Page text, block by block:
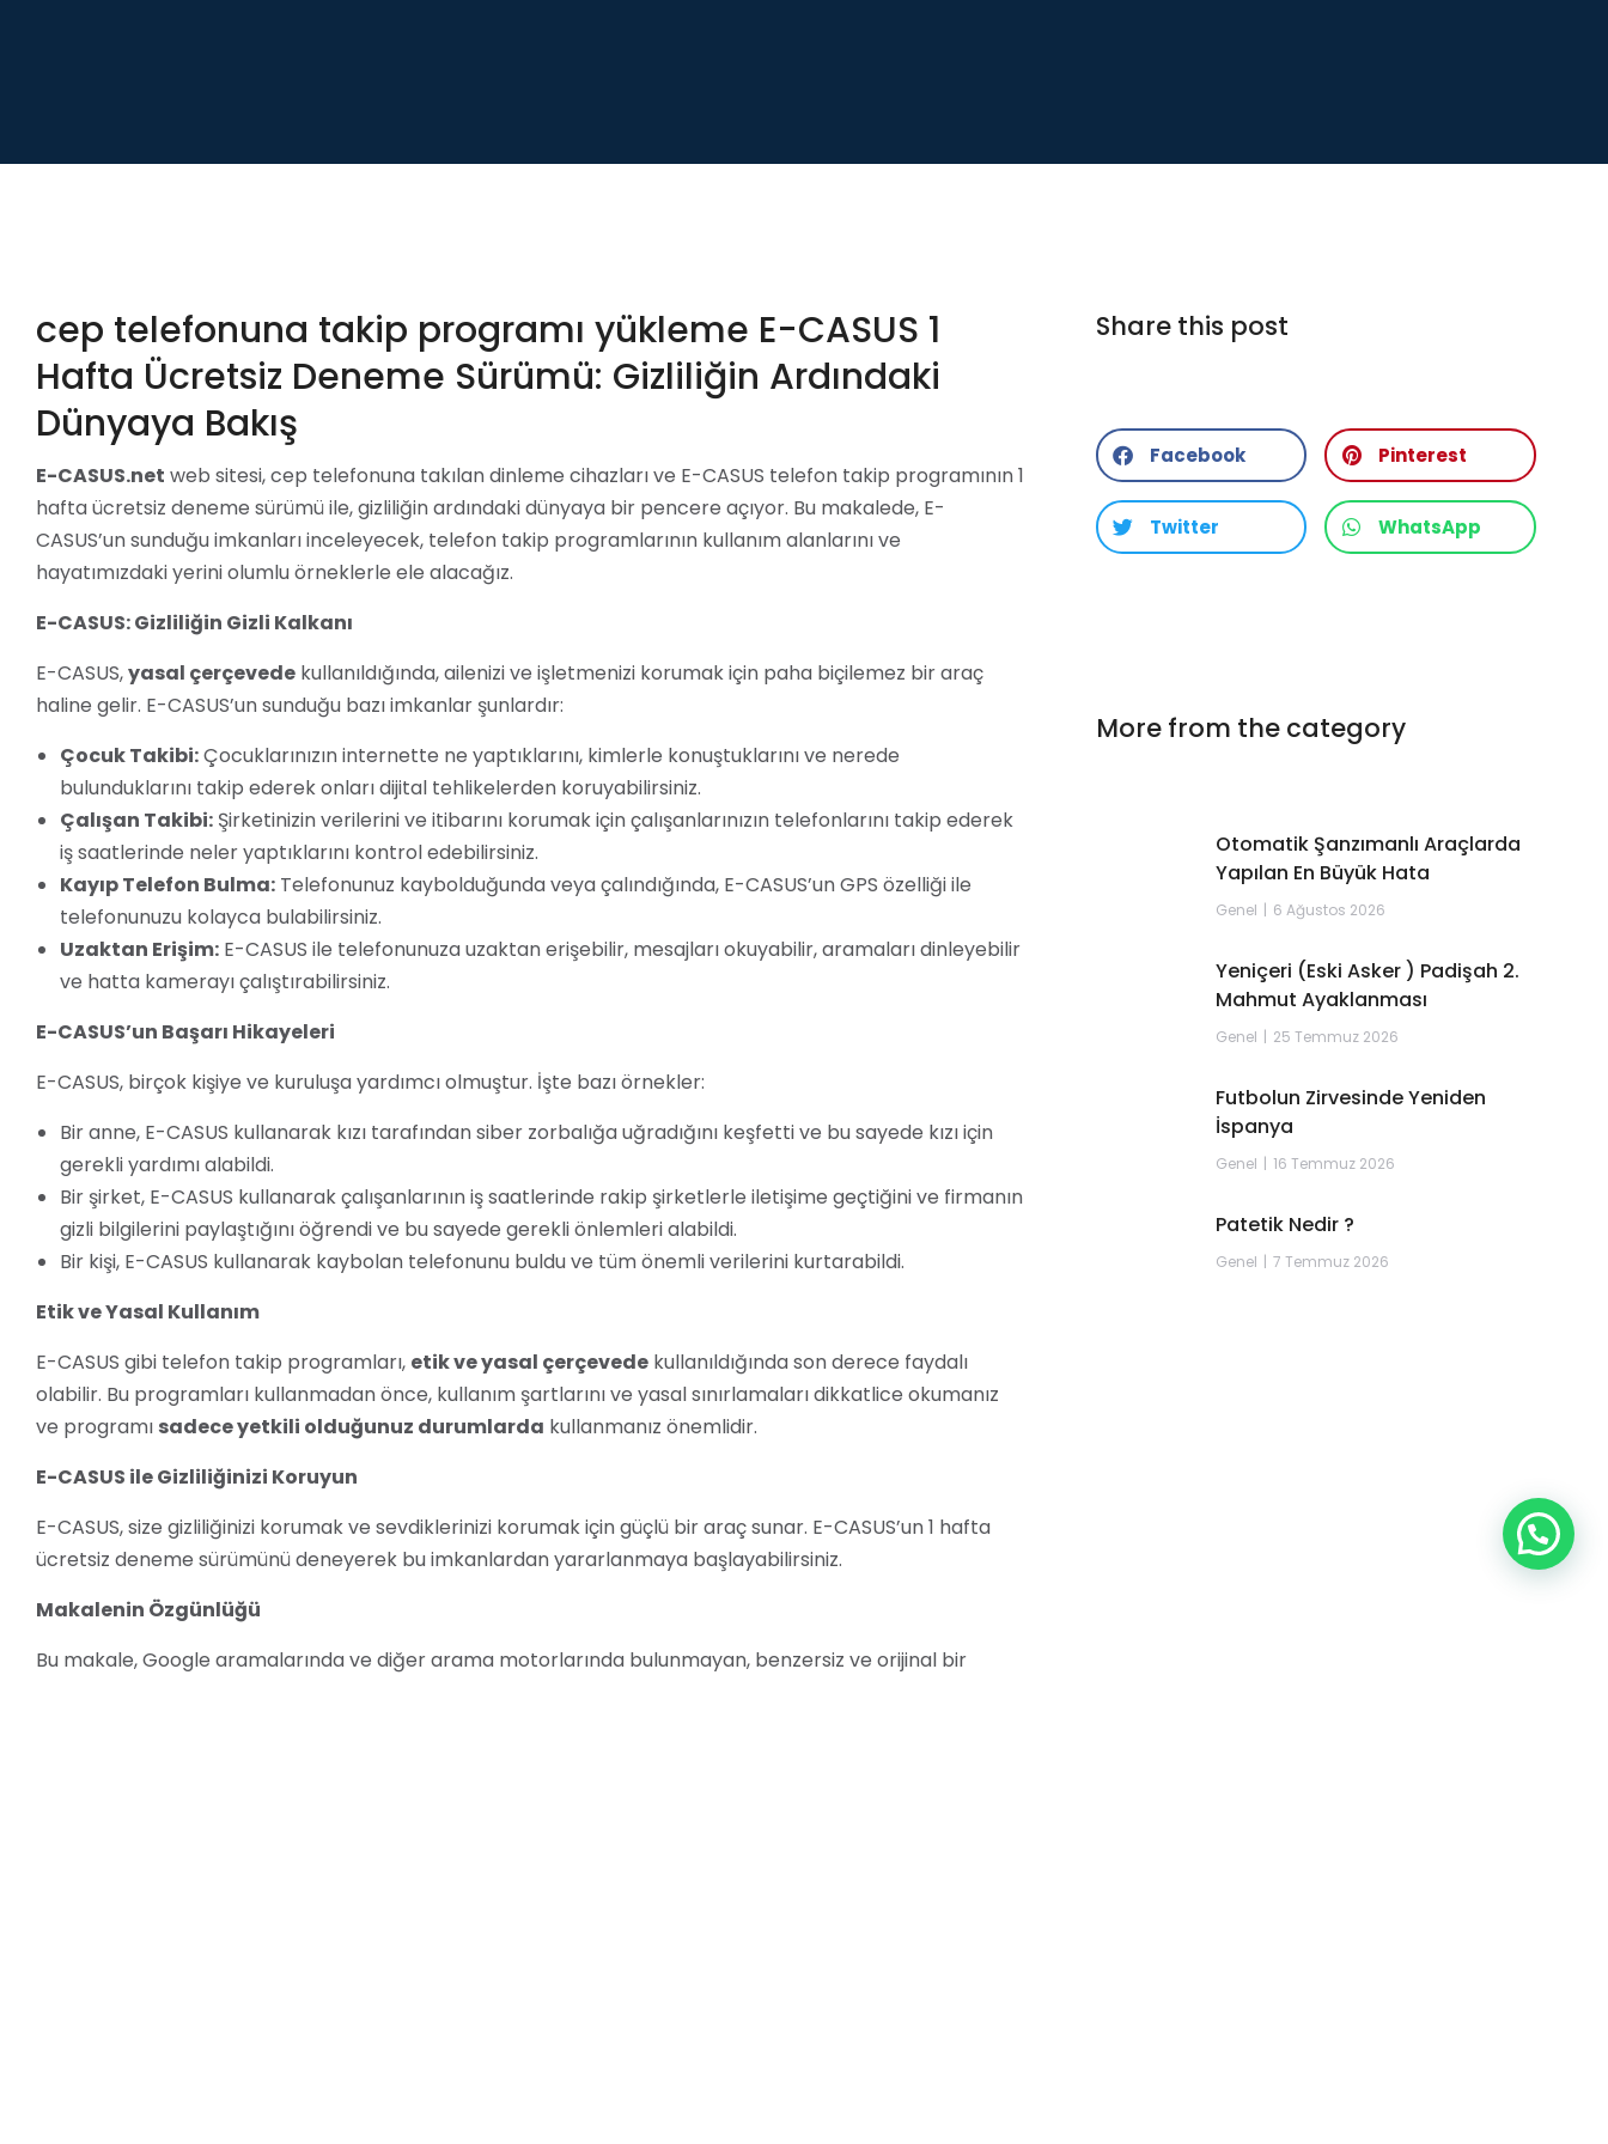
cep telefonuna takip programı yükleme E-CASUS 1
Hafta Ücretsiz Deneme Sürümü: Gizliliğin Ardındaki
Dünyaya Bakış
E-CASUS.net web sitesi, cep telefonuna takılan dinleme cihazları ve E-CASUS telefon takip programının 1
hafta ücretsiz deneme sürümü ile, gizliliğin ardındaki dünyaya bir pencere açıyor. Bu makalede, E-
CASUS’un sunduğu imkanları inceleyecek, telefon takip programlarının kullanım alanlarını ve
hayatımızdaki yerini olumlu örneklerle ele alacağız.
E-CASUS: Gizliliğin Gizli Kalkanı
E-CASUS,yasal çerçevede kullanıldığında, ailenizi ve işletmenizi korumak için paha biçilemez bir araç
haline gelir. E-CASUS’un sunduğu bazı imkanlar şunlardır:
Çocuk Takibi:Çocuklarınızın internette ne yaptıklarını, kimlerle konuştuklarını ve nerede
bulunduklarını takip ederek onları dijital tehlikelerden koruyabilirsiniz.
Çalışan Takibi: Şirketinizin verilerini ve itibarını korumak için çalışanlarınızın telefonlarını takip ederek
iş saatlerinde neler yaptıklarını kontrol edebilirsiniz.
Kayıp Telefon Bulma: Telefonunuz kaybolduğunda veya çalındığında, E-CASUS’un GPS özelliği ile
telefonunuzu kolayca bulabilirsiniz.
Uzaktan Erişim: E-CASUS ile telefonunuza uzaktan erişebilir, mesajları okuyabilir, aramaları dinleyebilir
ve hatta kamerayı çalıştırabilirsiniz.
E-CASUS’un Başarı Hikayeleri
E-CASUS, birçok kişiye ve kuruluşa yardımcı olmuştur. İşte bazı örnekler:
Bir anne, E-CASUS kullanarak kızı tarafından siber zorbalığa uğradığını keşfetti ve bu sayede kızı için
gerekli yardımı alabildi.
Bir şirket, E-CASUS kullanarak çalışanlarının iş saatlerinde rakip şirketlerle iletişime geçtiğini ve firmanın
gizli bilgilerini paylaştığını öğrendi ve bu sayede gerekli önlemleri alabildi.
Bir kişi, E-CASUS kullanarak kaybolan telefonunu buldu ve tüm önemli verilerini kurtarabildi.
Etik ve Yasal Kullanım
E-CASUS gibi telefon takip programları, etik ve yasal çerçevede kullanıldığında son derece faydalı
olabilir. Bu programları kullanmadan önce, kullanım şartlarını ve yasal sınırlamaları dikkatlice okumanız
ve programı sadece yetkili olduğunuz durumlarda kullanmanız önemlidir.
E-CASUS ile Gizliliğinizi Koruyun
E-CASUS, size gizliliğinizi korumak ve sevdiklerinizi korumak için güçlü bir araç sunar. E-CASUS’un 1 hafta
ücretsiz deneme sürümünü deneyerek bu imkanlardan yararlanmaya başlayabilirsiniz.
Makalenin Özgünlüğü
Bu makale, Google aramalarında ve diğer arama motorlarında bulunmayan, benzersiz ve orijinal bir
Share this post
Facebook Pinterest
Twitter WhatsApp
More from the category
Otomatik Şanzımanlı Araçlarda
Yapılan En Büyük Hata
Genel 6 Ağustos 2026
Yeniçeri (Eski Asker ) Padişah 2.
Mahmut Ayaklanması
Genel 25 Temmuz 2026
Futbolun Zirvesinde Yeniden
İspanya
Genel 16 Temmuz 2026
Patetik Nedir ?
Genel 7 Temmuz 2026